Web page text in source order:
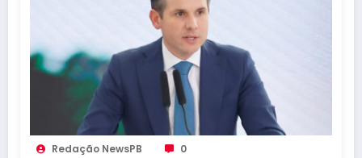
Redação NewsPB 0